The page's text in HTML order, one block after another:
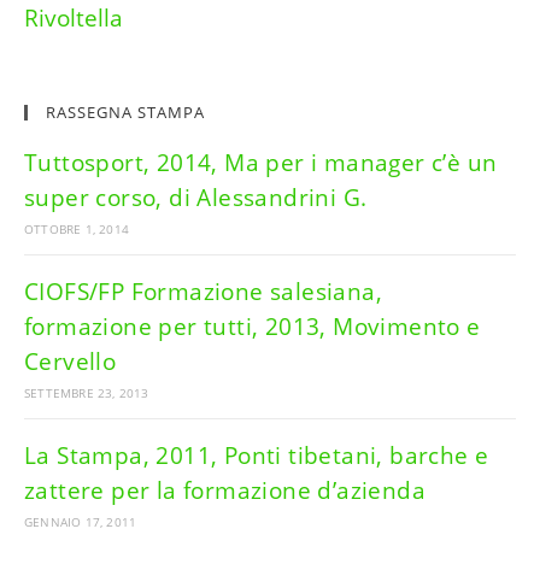
Rivoltella
RASSEGNA STAMPA
Tuttosport, 2014, Ma per i manager c’è un
super corso, di Alessandrini G.
OTTOBRE 1, 2014
CIOFS/FP Formazione salesiana,
formazione per tutti, 2013, Movimento e
Cervello
SETTEMBRE 23, 2013
La Stampa, 2011, Ponti tibetani, barche e
zattere per la formazione d’azienda
GENNAIO 17, 2011